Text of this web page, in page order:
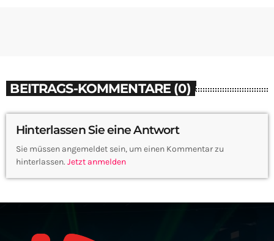
BEITRAGS-KOMMENTARE (0)
Hinterlassen Sie eine Antwort
Sie müssen angemeldet sein, um einen Kommentar zu
hinterlassen. Jetzt anmelden